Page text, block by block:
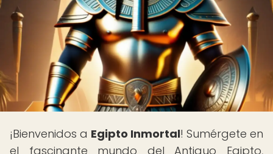
¡Bienvenidos a Egipto Inmortal! Sumérgete en
el fascinante mundo del Antiguo Egipto,